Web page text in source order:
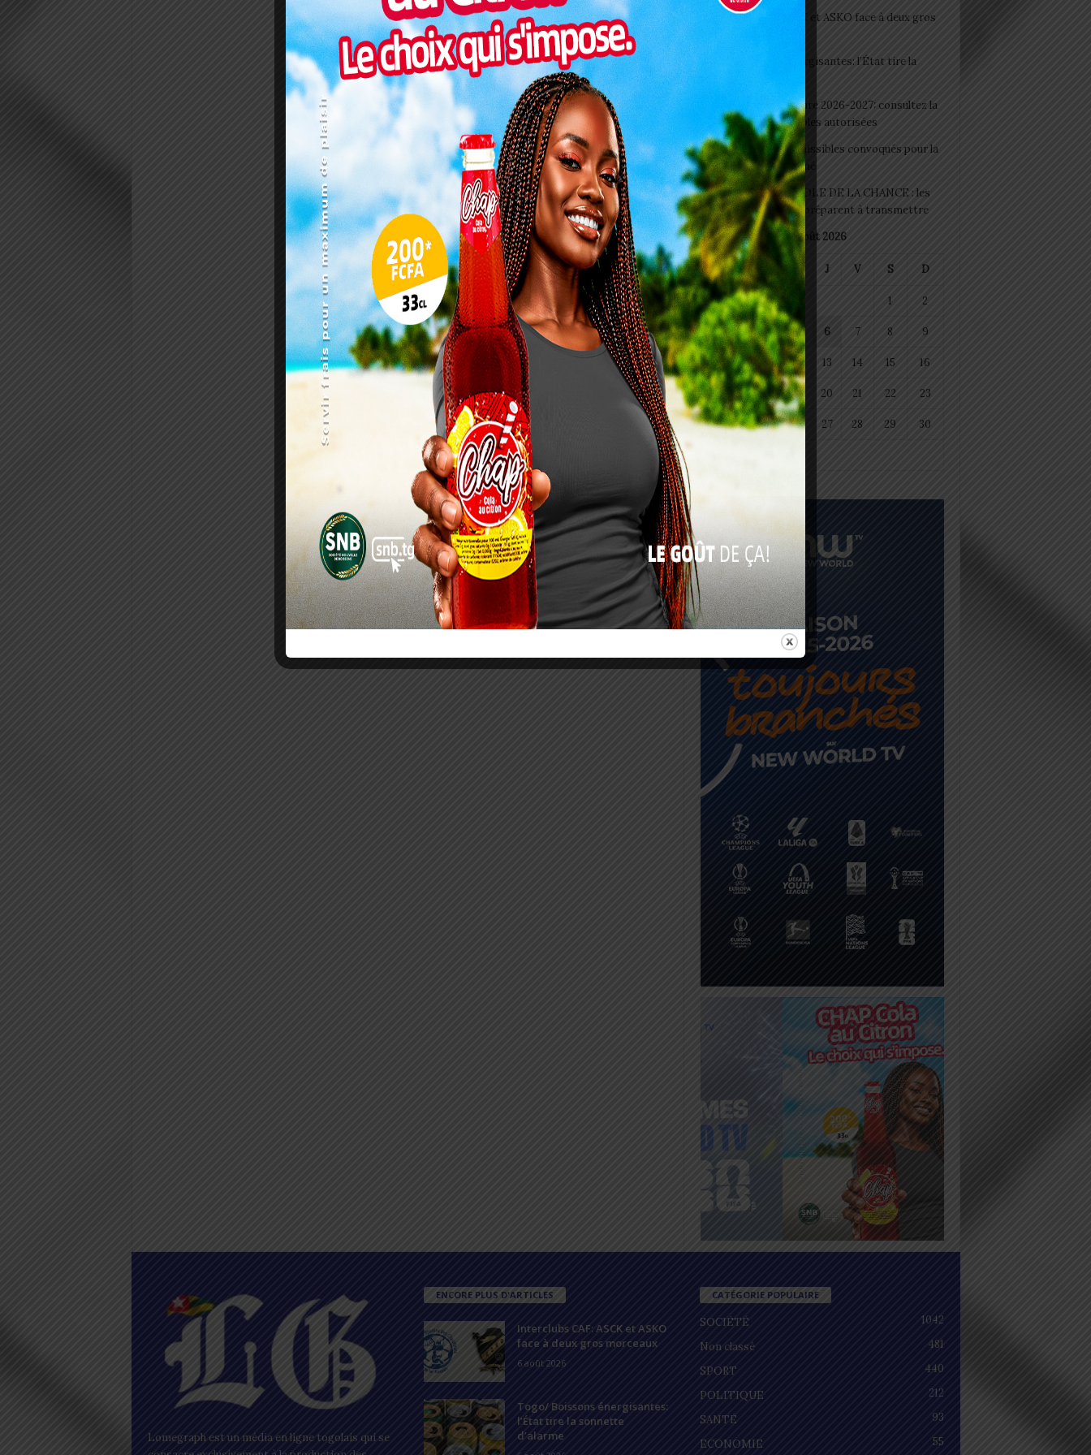
Interclubs CAF: ASCK et ASKO face à deux gros
Togo/ Boissons énergisantes: l’État tire la
Togo/ Rentrée scolaire 2026-2027: consultez la
liste officielle des écoles autorisées
ESSAL 2026 : les admissibles convoqués pour la
visite médicale à Lomé
SWEDD+ Togo / ECOLE DE LA CHANCE : les
maitres-artisans se préparent à transmettre
août 2026
L M M J V S D
1 2
3 4 5 6 7 8 9
10 11 12 13 14 15 16
17 18 19 20 21 22 23
24 25 26 27 28 29 30
Lomegraph est un média en ligne togolais qui se
ENCORE PLUS D'ARTICLES
Interclubs CAF: ASCK et ASKO
face à deux gros morceaux
6 août 2026
Togo/ Boissons énergisantes:
l’État tire la sonnette
d’alarme
CATÉGORIE POPULAIRE
SOCIÉTÉ
1042
Non classé
481
SPORT
440
POLITIQUE
212
SANTÉ
93
ECONOMIE
55